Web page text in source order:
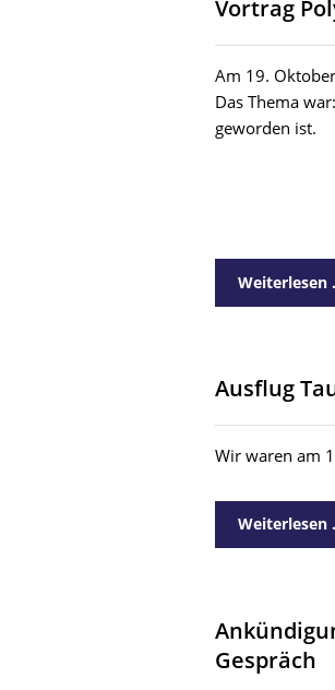
Vortrag
Am 19.
Das Thema
geworden ist.
Weiterlesen
Ausflug
Wir waren am
Weiterlesen
Gespräch